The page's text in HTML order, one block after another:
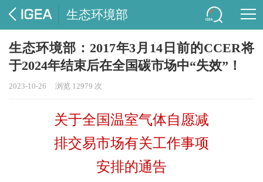
生态环境部
生态环境部：2017年3月14日前的CCER将
于2024年结束后在全国碳市场中“失效”！
2023-10-26 浏览 12979 次
关于全国温室气体自愿减
排交易市场有关工作事项
安排的通告